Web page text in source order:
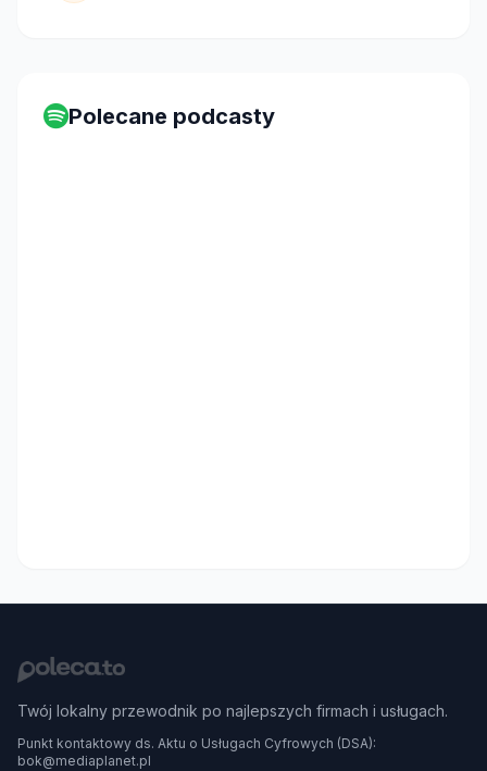
Polecane podcasty
Twój lokalny przewodnik po najlepszych firmach i usługach.
Punkt kontaktowy ds. Aktu o Usługach Cyfrowych (DSA):
bok@mediaplanet.pl